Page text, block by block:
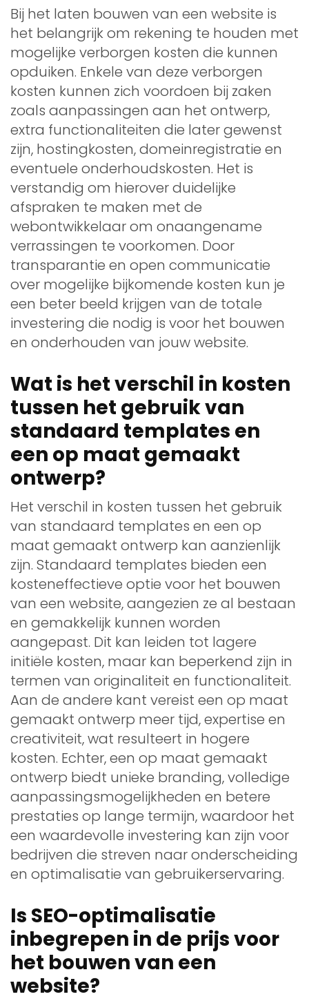
Bij het laten bouwen van een website is
het belangrijk om rekening te houden met
mogelijke verborgen kosten die kunnen
opduiken. Enkele van deze verborgen
kosten kunnen zich voordoen bij zaken
zoals aanpassingen aan het ontwerp,
extra functionaliteiten die later gewenst
zijn, hostingkosten, domeinregistratie en
eventuele onderhoudskosten. Het is
verstandig om hierover duidelijke
afspraken te maken met de
webontwikkelaar om onaangename
verrassingen te voorkomen. Door
transparantie en open communicatie
over mogelijke bijkomende kosten kun je
een beter beeld krijgen van de totale
investering die nodig is voor het bouwen
en onderhouden van jouw website.
Wat is het verschil in kosten
tussen het gebruik van
standaard templates en
een op maat gemaakt
ontwerp?
Het verschil in kosten tussen het gebruik
van standaard templates en een op
maat gemaakt ontwerp kan aanzienlijk
zijn. Standaard templates bieden een
kosteneffectieve optie voor het bouwen
van een website, aangezien ze al bestaan
en gemakkelijk kunnen worden
aangepast. Dit kan leiden tot lagere
initiële kosten, maar kan beperkend zijn in
termen van originaliteit en functionaliteit.
Aan de andere kant vereist een op maat
gemaakt ontwerp meer tijd, expertise en
creativiteit, wat resulteert in hogere
kosten. Echter, een op maat gemaakt
ontwerp biedt unieke branding, volledige
aanpassingsmogelijkheden en betere
prestaties op lange termijn, waardoor het
een waardevolle investering kan zijn voor
bedrijven die streven naar onderscheiding
en optimalisatie van gebruikerservaring.
Is SEO-optimalisatie
inbegrepen in de prijs voor
het bouwen van een
website?